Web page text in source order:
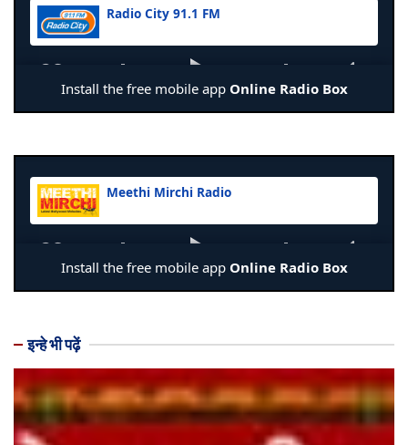
इन्हे भी पढ़ें